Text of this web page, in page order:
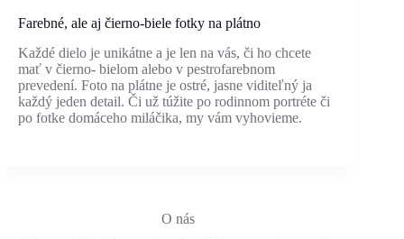
Farebné, ale aj čierno-biele fotky na plátno
Každé dielo je unikátne a je len na vás, či ho chcete
mať v čierno- bielom alebo v pestrofarebnom
prevedení. Foto na plátne je ostré, jasne viditeľný ja
každý jeden detail. Či už túžite po rodinnom portréte či
po fotke domáceho miláčika, my vám vyhovieme.
O nás